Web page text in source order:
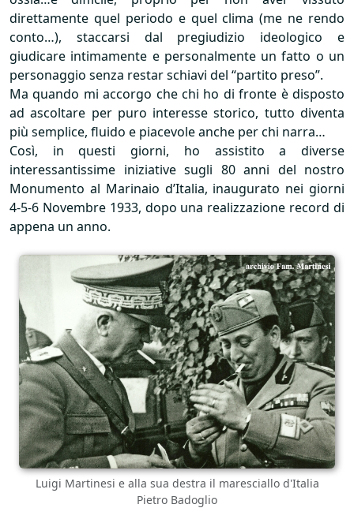
direttamente quel periodo e quel clima (me ne rendo
conto…), staccarsi dal pregiudizio ideologico e
giudicare intimamente e personalmente un fatto o un
personaggio senza restar schiavi del “partito preso”.
Ma quando mi accorgo che chi ho di fronte è disposto
ad ascoltare per puro interesse storico, tutto diventa
più semplice, fluido e piacevole anche per chi narra…
Così, in questi giorni, ho assistito a diverse
interessantissime iniziative sugli 80 anni del nostro
Monumento al Marinaio d’Italia, inaugurato nei giorni
4-5-6 Novembre 1933, dopo una realizzazione record di
appena un anno.
Luigi Martinesi e alla sua destra il maresciallo d'Italia
Pietro Badoglio